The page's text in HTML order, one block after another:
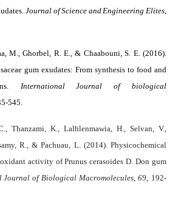
Journal of Science and Engineering Elites,
M., Ghorbel, R. E., & Chaabouni, S. E. (2016).
gum exudates: From synthesis to food and
International Journal of biological
545.
Thanzami, K., Lalhlenmawia, H., Selvan, V.,
R., & Pachuau, L. (2014). Physicochemical
activity of Prunus cerasoides D. Don gum
of Biological Macromolecules,69, 192-